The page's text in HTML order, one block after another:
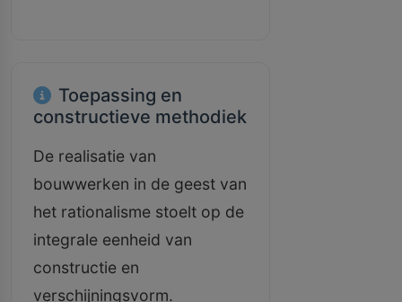
Toepassing en
constructieve methodiek
De realisatie van
bouwwerken in de geest van
het rationalisme stoelt op de
integrale eenheid van
constructie en
verschijningsvorm.